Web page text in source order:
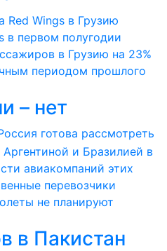
в первом полугодии
в Грузию на 23%
периодом прошлого
– нет
готова рассмотреть
и Бразилией в
авиакомпаний этих
перевозчики
не планируют
в Пакистан